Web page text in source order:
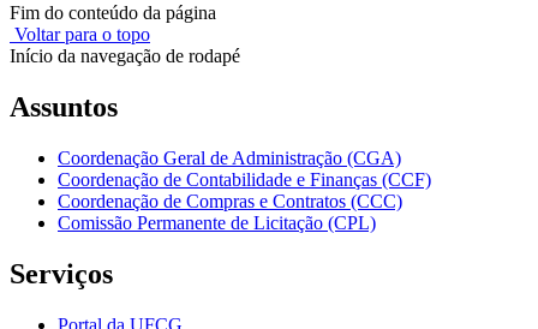
Fim do conteúdo da página
Voltar para o topo
Início da navegação de rodapé
Assuntos
Coordenação Geral de Administração (CGA)
Coordenação de Contabilidade e Finanças (CCF)
Coordenação de Compras e Contratos (CCC)
Comissão Permanente de Licitação (CPL)
Serviços
Portal da UFCG